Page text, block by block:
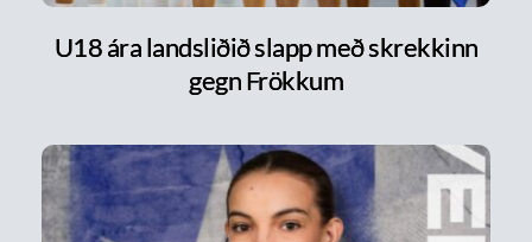
U18 ára landsliðið slapp með skrekkinn
gegn Frökkum